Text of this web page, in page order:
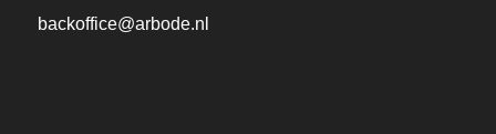
backoffice@arbode.nl